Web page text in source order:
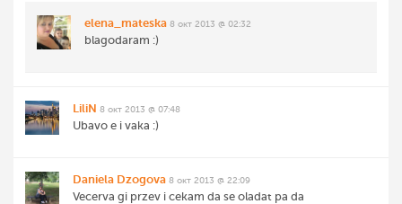
elena_mateska 8 окт 2013 @ 02:32
blagodaram :)
LiliN 8 окт 2013 @ 07:48
Ubavo e i vaka :)
Daniela Dzogova 8 окт 2013 @ 22:09
Vecerva gi przev i cekam da se oladat pa da